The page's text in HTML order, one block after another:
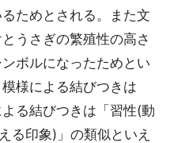
ためとされる。また文
うさぎの繁殖性の高さ
ボルになったためとい
様による結びつきは
る結びつきは「習性(動
る印象)」の類似といえ